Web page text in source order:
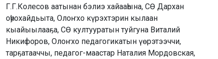
Г.Г.Колесов аатынан бэлиэ хайааһына, СӨ Дархан
оһуохайдьыта, Олоҥхо күрэхтэрин кылаан
кыайыылааҕа, СӨ култууратын туйгуна Виталий
Никифоров, Олоҥхо педагогикатын үөрэтээччи,
тарҕатааччы, педагог-маастар Наталия Мордовская,